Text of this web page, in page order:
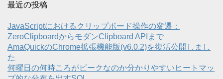
最近の投稿
JavaScriptにおけるクリップボード操作の変遷：
ZeroClipboardからモダンClipboard APIまで
AmaQuickのChrome拡張機能版(v6.0.2)を復活公開しまし
た
何曜日の何時ころがピークなのか分かりやすいヒートマッ